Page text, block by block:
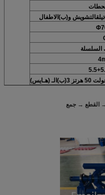
تيلقالتشويش و(ب)الاطفال
5.5+
3(ب)الـ (هـايس)
→ القطع → جمع